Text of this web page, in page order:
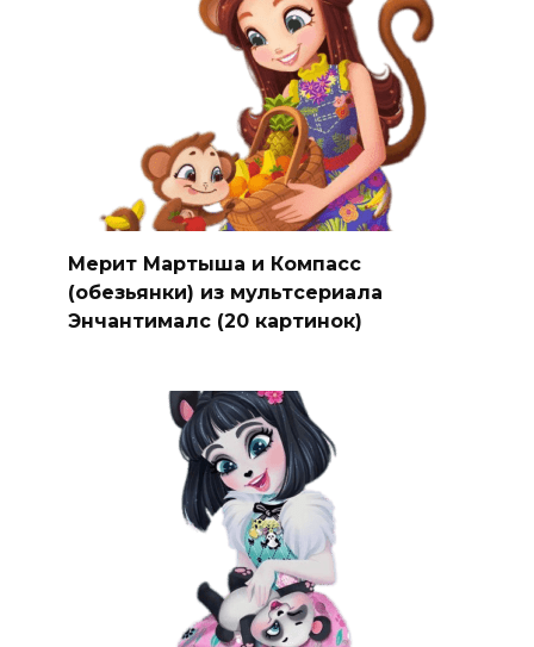
Мерит Мартыша и Компасс
(обезьянки) из мультсериала
Энчантималс (20 картинок)